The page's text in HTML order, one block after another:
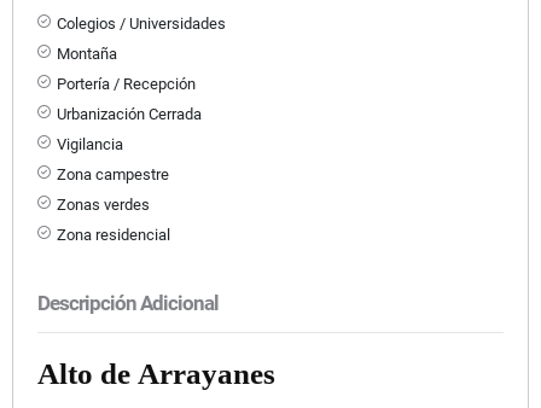
Colegios / Universidades
Montaña
Portería / Recepción
Urbanización Cerrada
Vigilancia
Zona campestre
Zonas verdes
Zona residencial
Descripción Adicional
Alto de Arrayanes